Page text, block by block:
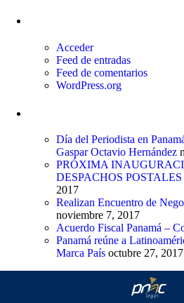
Acceder
Feed de entradas
Feed de comentarios
WordPress.org
Día del Periodista en
Gaspar Octavio Hernández
PRÓXIMA
DESPACHOS
2017
Realizan Encuentro de
noviembre 7, 2017
Acuerdo Fiscal Panamá –
Panamá reúne a
Marca País octubre 27, 2017